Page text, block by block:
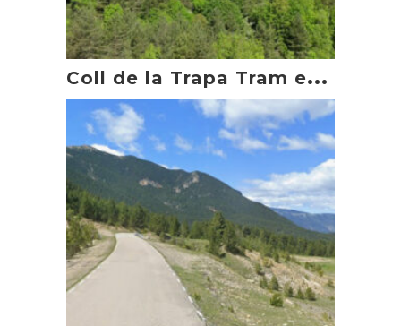
C
oll de la Trapa Tram en moto